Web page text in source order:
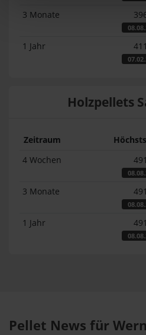
3 Monate
1 Jahr
Holzpellets
Zeitraum
4 Wochen
3 Monate
1 Jahr
Pellet News für